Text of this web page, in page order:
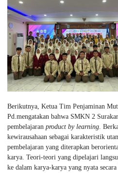
Berikutnya, Ketua Tim Penjaminan
Pd.mengatakan bahwa SMKN 2
pembelajaran product by learning .
kewirausahaan sebagai karakteristik
pembelajaran yang diterapkan
karya. Teori-teori yang dipelajari
ke dalam karya-karya yang nyata